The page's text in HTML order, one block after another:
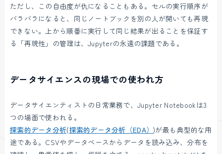
ただし、この自由度が仇になることもある。セルの実行順序が
バラバラになると、同じノートブックを別の人が開いても再現
できない。上から順番に実行して同じ結果が出ることを保証す
る「再現性」の管理は、Jupyterの永遠の課題である。
データサイエンスの現場での使われ方
データサイエンティストの日常業務で、Jupyter Notebookは3
つの場面で使われる。
探索的データ分析(探索的データ分析（EDA）)が最も典型的な用
途である。CSVやデータベースからデータを読み込み、分布を